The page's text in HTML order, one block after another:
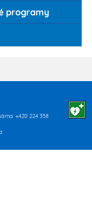
programy
+420 224 358